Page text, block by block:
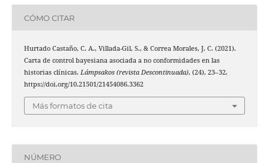
CÓMO CITAR
Hurtado Castaño, C. A., Villada-Gil, S., & Correa Morales, J. C. (2021).
Carta de control bayesiana asociada a no conformidades en las
historias clínicas. Lámpsakos (revista Descontinuada), (24), 23–32.
https://doi.org/10.21501/21454086.3362
Más formatos de cita
NÚMERO